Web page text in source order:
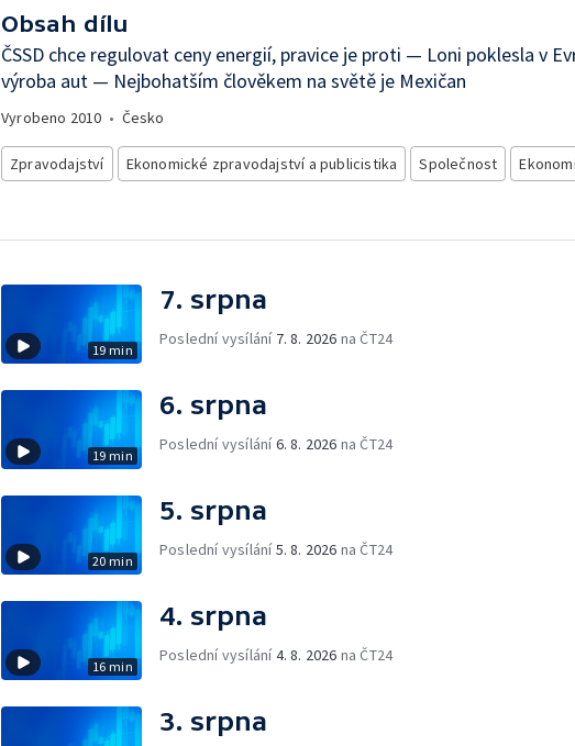
Obsah dílu
ČSSD chce regulovat ceny energií, pravice je proti — Loni poklesla v
výroba aut — Nejbohatším člověkem na světě je Mexičan
Vyrobeno 2010 • Česko
Zpravodajství Ekonomické zpravodajství a publicistika Společnost
19 min
7. srpna
Poslední vysílání 7. 8. 2026 na ČT24
19 min
6. srpna
Poslední vysílání6. 8. 2026 na ČT24
20 min
5. srpna
Poslední vysílání5. 8. 2026 na ČT24
16 min
4. srpna
Poslední vysílání4. 8. 2026 na ČT24
3. srpna